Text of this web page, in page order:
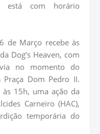
está com horário
de Março recebe às
da Dog’s Heaven, com
no momento do
Dom Pedro II.
15h, uma ação da
Carneiro (HAC),
temporária do